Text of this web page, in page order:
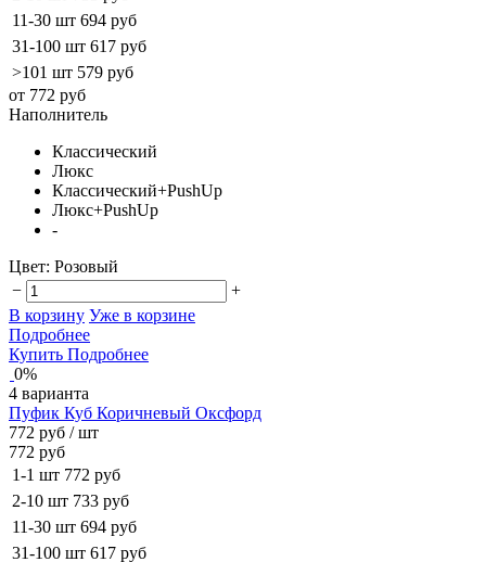
11-30 шт 694 руб
31-100 шт 617 руб
>101 шт 579 руб
от 772 руб
Наполнитель
Классический
Люкс
Классический+PushUp
Люкс+PushUp
-
Цвет: Розовый
−
+
В корзину Уже в корзине
Подробнее
Купить Подробнее
0%
4 варианта
Пуфик Куб Коричневый Оксфорд
772 руб / шт
772 руб
1-1 шт 772 руб
2-10 шт 733 руб
11-30 шт 694 руб
31-100 шт 617 руб